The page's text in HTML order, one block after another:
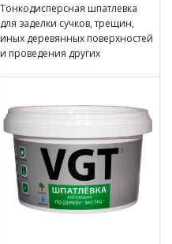
Тонкодисперсная шпатлевка
для заделки сучков, трещин,
иных деревянных поверхностей
и проведения других
ответственных работ. может